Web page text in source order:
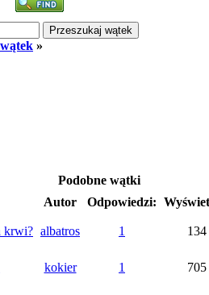
»
Podobne wątki
Autor Odpowiedzi:
krwi? albatros 1 134
kokier 1 705